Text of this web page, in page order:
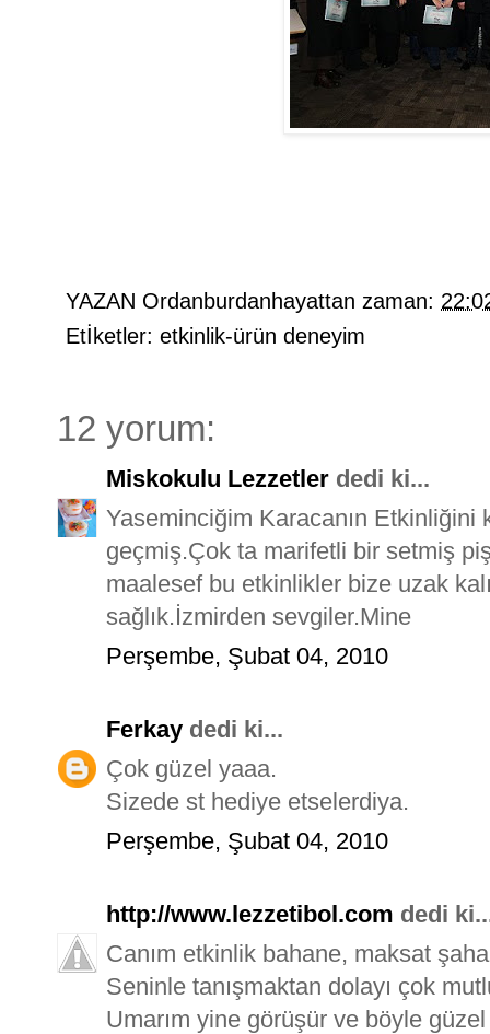
YAZAN Ordanburdanhayattan zaman:
Etİketler: etkinlik-ürün deneyim
12 yorum:
Miskokulu Lezzetler dedi ki...
Yaseminciğim Karacanın Etkinliğini
geçmiş.Çok ta marifetli bir setmiş
maalesef bu etkinlikler bize uzak
sağlık.İzmirden sevgiler.Mine
Perşembe, Şubat 04, 2010
Ferkay dedi ki...
Çok güzel yaaa.
Sizede st hediye etselerdiya.
Perşembe, Şubat 04, 2010
http://www.lezzetibol.com dedi
Canım etkinlik bahane, maksat
Seninle tanışmaktan dolayı çok
Umarım yine görüşür ve böyle